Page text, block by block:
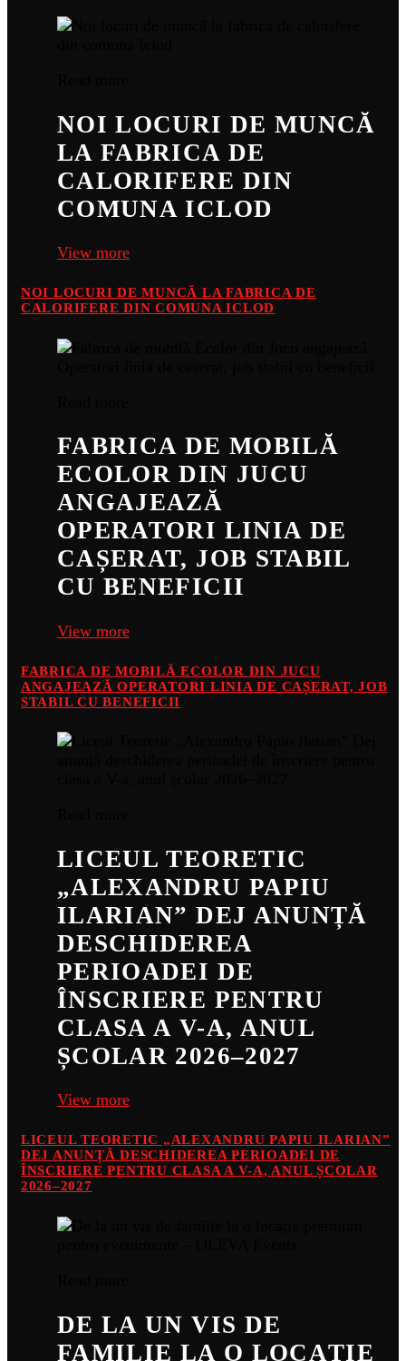
NOI LOCURI DE MUNCĂ
LA FABRICA DE
CALORIFERE DIN
COMUNA ICLOD
View more
NOI LOCURI DE MUNCĂ LA FABRICA DE
CALORIFERE DIN COMUNA ICLOD
FABRICA DE MOBILĂ
ECOLOR DIN JUCU
ANGAJEAZĂ
OPERATORI LINIA DE
CAȘERAT, JOB STABIL
CU BENEFICII
View more
FABRICA DE MOBILĂ ECOLOR DIN JUCU
ANGAJEAZĂ OPERATORI LINIA DE CAȘERAT, JOB
STABIL CU BENEFICII
LICEUL TEORETIC
„ALEXANDRU PAPIU
ILARIAN” DEJ ANUNȚĂ
DESCHIDEREA
PERIOADEI DE
ÎNSCRIERE PENTRU
CLASA A V-A, ANUL
ȘCOLAR 2026–2027
View more
LICEUL TEORETIC „ALEXANDRU PAPIU ILARIAN”
DEJ ANUNȚĂ DESCHIDEREA PERIOADEI DE
ÎNSCRIERE PENTRU CLASA A V-A, ANUL ȘCOLAR
2026–2027
DE LA UN VIS DE
FAMILIE LA O LOCAȚIE